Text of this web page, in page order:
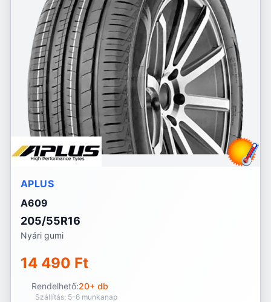
APLUS
A609
205/55R16
Nyári gumi
14 490 Ft
Rendelhető:20+ db
Szállítás: 5-6 munkanap